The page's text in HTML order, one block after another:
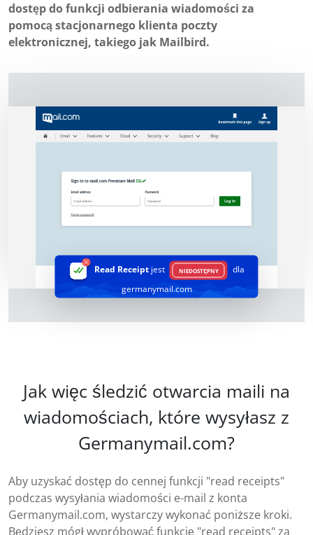
dostęp do funkcji odbierania wiadomości za
pomocą stacjonarnego klienta poczty
elektronicznej, takiego jak Mailbird.
Read Receiptjest NIEDOSTĘPNY
dla
germanymail.com
Jak więc śledzić otwarcia maili na
wiadomościach, które wysyłasz z
Germanymail.com?
Aby uzyskać dostęp do cennej funkcji "read receipts"
podczas wysyłania wiadomości e-mail z konta
Germanymail.com, wystarczy wykonać poniższe kroki.
Będziesz mógł wypróbować funkcję "read receipts" za